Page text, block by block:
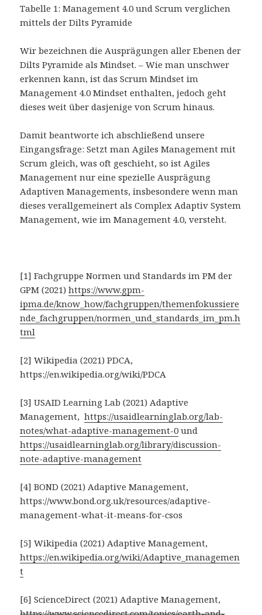
Tabelle 1: Management 4.0 und Scrum verglichen
mittels der Dilts Pyramide
Wir bezeichnen die Ausprägungen aller Ebenen der
Dilts Pyramide als Mindset. – Wie man unschwer
erkennen kann, ist das Scrum Mindset im
Management 4.0 Mindset enthalten, jedoch geht
dieses weit über dasjenige von Scrum hinaus.
Damit beantworte ich abschließend unsere
Eingangsfrage: Setzt man Agiles Management mit
Scrum gleich, was oft geschieht, so ist Agiles
Management nur eine spezielle Ausprägung
Adaptiven Managements, insbesondere wenn man
dieses verallgemeinert als Complex Adaptiv System
Management, wie im Management 4.0, versteht.
[1] Fachgruppe Normen und Standards im PM der
GPM (2021)https://www.gpm-
ipma.de/know_how/fachgruppen/themenfokussiere
nde_fachgruppen/normen_und_standards_im_pm.h
tml
[2] Wikipedia (2021) PDCA,
https://en.wikipedia.org/wiki/PDCA
[3] USAID Learning Lab (2021) Adaptive
Management,https://usaidlearninglab.org/lab-
notes/what-adaptive-management-0 und
https://usaidlearninglab.org/library/discussion-
note-adaptive-management
[4] BOND (2021) Adaptive Management,
https://www.bond.org.uk/resources/adaptive-
management-what-it-means-for-csos
[5] Wikipedia (2021) Adaptive Management,
https://en.wikipedia.org/wiki/Adaptive_managemen
t
[6] ScienceDirect (2021) Adaptive Management,